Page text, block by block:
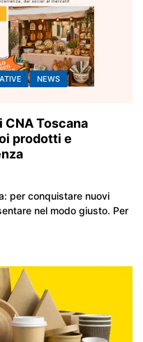
NEWS
CNA Toscana
prodotti e
per conquistare nuovi
nel modo giusto. Per